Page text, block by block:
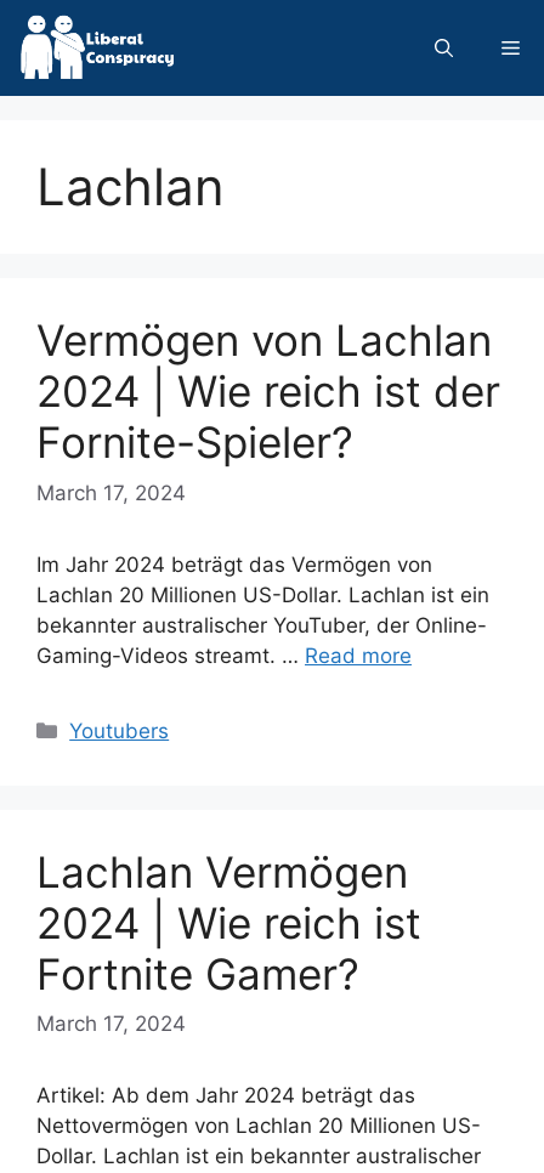
Skip
content
Lachlan
Vermögen von Lachlan
2024 | Wie reich ist der
Fornite-Spieler?
March 17, 2024
Im Jahr 2024 beträgt das Vermögen von
Lachlan 20 Millionen US-Dollar. Lachlan ist ein
bekannter australischer YouTuber, der Online-
Gaming-Videos streamt. … Read more
Categories
Youtubers
Lachlan Vermögen
2024 | Wie reich ist
Fortnite Gamer?
March 17, 2024
Artikel: Ab dem Jahr 2024 beträgt das
Nettovermögen von Lachlan 20 Millionen US-
Dollar. Lachlan ist ein bekannter australischer